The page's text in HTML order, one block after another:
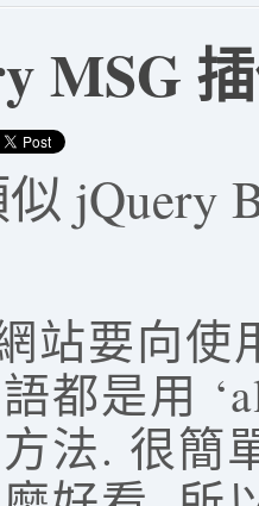
MSG
jQuery
站要向使
都是用
法. 很簡